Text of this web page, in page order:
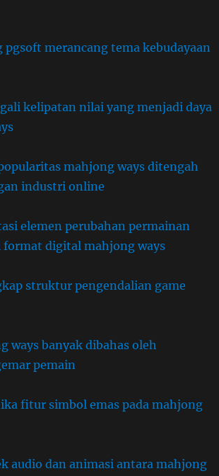
pgsoft merancang tema kebudayaan
kelipatan nilai yang menjadi daya
mahjong ways ditengah
industri online
elemen perubahan permainan
format digital mahjong ways
struktur pengendalian game
ways banyak dibahas oleh
pemain
fitur simbol emas pada mahjong
audio dan animasi antara mahjong